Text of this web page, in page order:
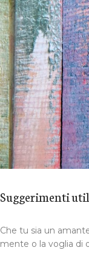
Suggerimenti
Che tu sia un
mente o la voglia di